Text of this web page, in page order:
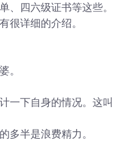
、四六级证书等这些。
很详细的介绍。
。
一下自身的情况。这叫
多半是浪费精力。